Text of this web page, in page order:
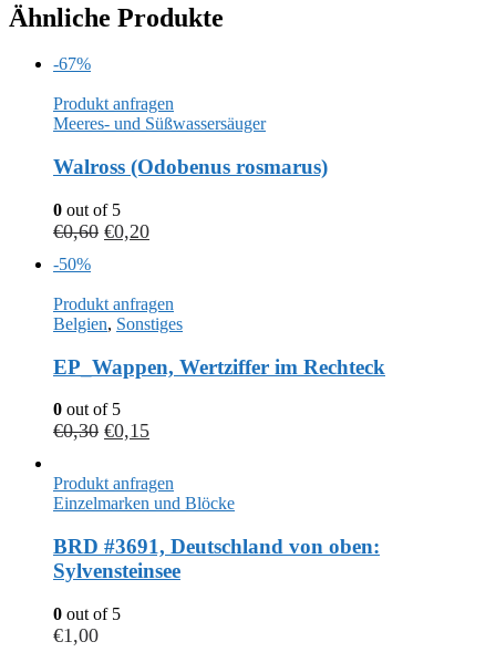
Ähnliche Produkte
-67%
Produkt anfragen
Meeres- und Süßwassersäuger
Walross (Odobenus rosmarus)
0 out of 5
€0,60 €0,20
-50%
Produkt anfragen
Belgien, Sonstiges
EP_Wappen, Wertziffer im Rechteck
0 out of 5
€0,30 €0,15
Produkt anfragen
Einzelmarken und Blöcke
BRD #3691, Deutschland von oben:
Sylvensteinsee
0 out of 5
€1,00